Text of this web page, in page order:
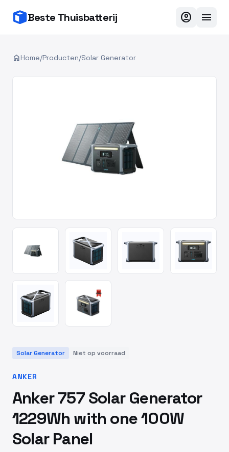
Beste Thuisbatterij account_circle menu
homeHome/Producten/Solar Generator
Solar Generator Niet op voorraad
ANKER
Anker 757 Solar Generator
1229Wh with one 100W
Solar Panel